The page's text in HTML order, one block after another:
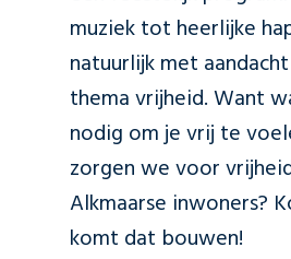
muziek tot heerlijke
natuurlijk met
thema vrijheid. Want
nodig om je vrij te
zorgen we voor
Alkmaarse inwoners?
komt dat bouwen!